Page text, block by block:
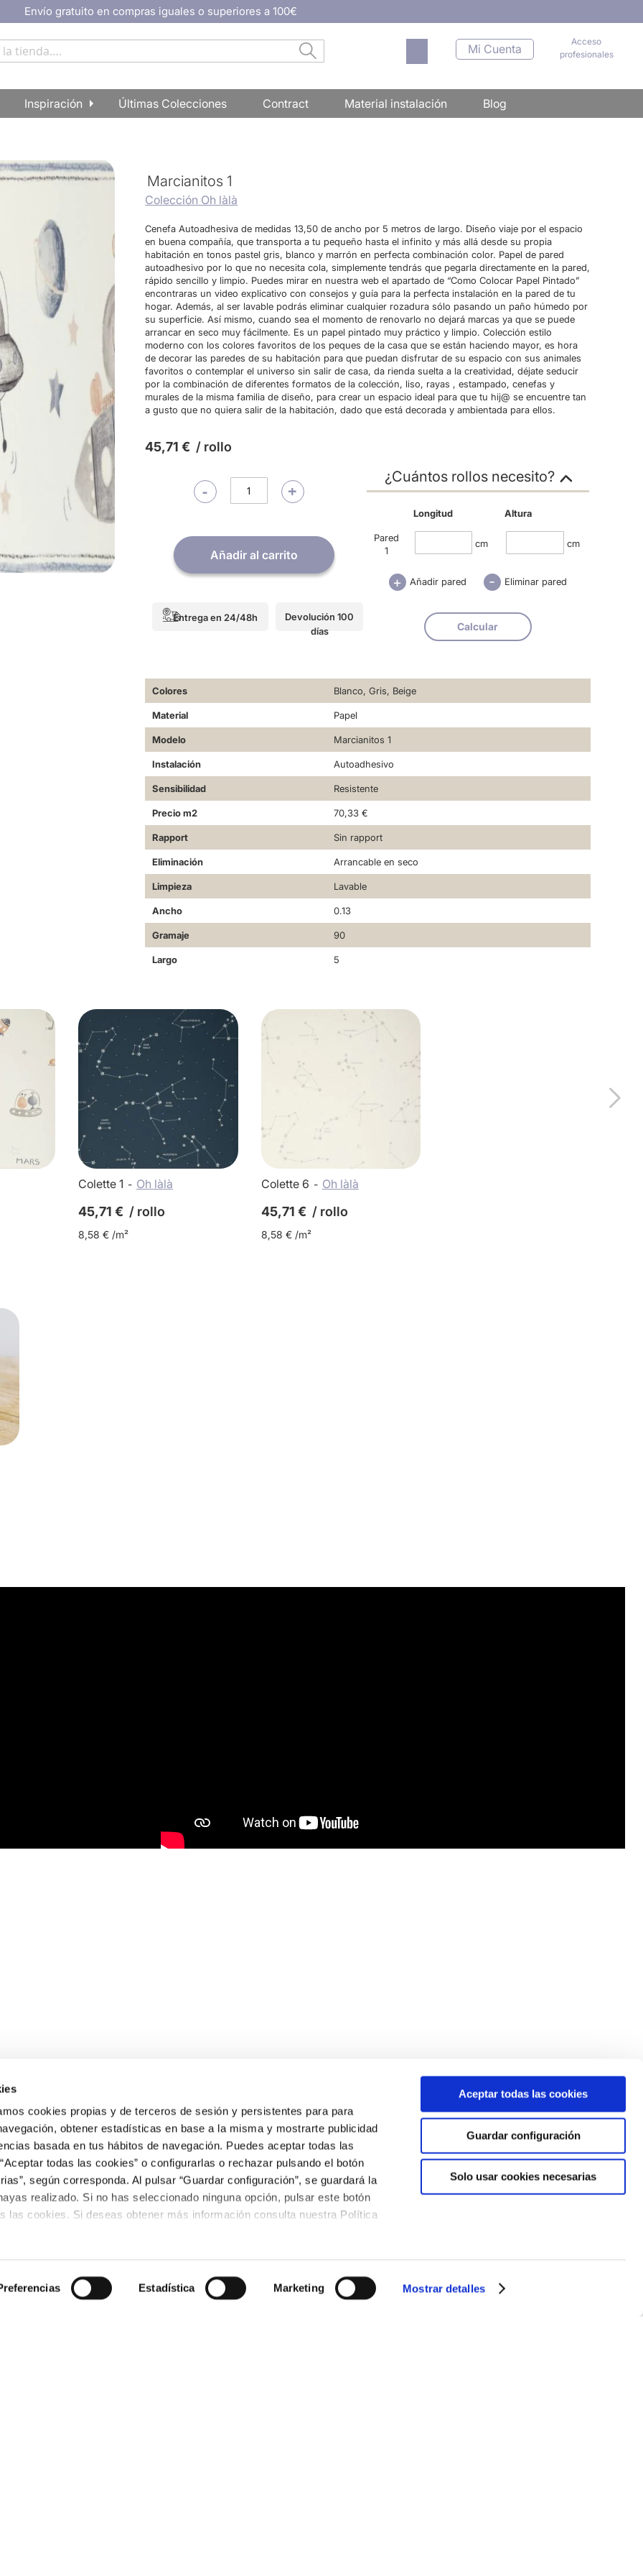
cookies propias y de terceros de sesión y persistentes para para
obtener estadísticas en base a la misma y mostrarte publicidad
basada en tus hábitos de navegación. Puedes aceptar todas las
todas las cookies” o configurarlas o rechazar pulsando el botón
según corresponda. Al pulsar “Guardar configuración”, se guardará la
realizado. Si no has seleccionado ninguna opción, pulsar este botón
las cookies. Si deseas obtener más información consulta nuestra Política
Estadística Marketing Mostrar detalles
Aceptar todas las cookies
Guardar configuración
Solo usar cookies necesarias
Envío gratuito en compras iguales o superiores a 100€
Acceso
profesionales
Mi Cuenta
Mi carrito
Inspiración Últimas Colecciones Contract Material instalación Blog
Marcianitos 1
Colección Oh làlà
Cenefa Autoadhesiva de medidas 13,50 de ancho por 5 metros de largo. Diseño viaje por el espacio
en buena compañía, que transporta a tu pequeño hasta el infinito y más allá desde su propia
habitación en tonos pastel gris, blanco y marrón en perfecta combinación color. Papel de pared
autoadhesivo por lo que no necesita cola, simplemente tendrás que pegarla directamente en la pared,
rápido sencillo y limpio. Puedes mirar en nuestra web el apartado de “Como Colocar Papel Pintado”
encontraras un video explicativo con consejos y guía para la perfecta instalación en la pared de tu
hogar. Además, al ser lavable podrás eliminar cualquier rozadura sólo pasando un paño húmedo por
su superficie. Así mismo, cuando sea el momento de renovarlo no dejará marcas ya que se puede
arrancar en seco muy fácilmente. Es un papel pintado muy práctico y limpio. Colección estilo
moderno con los colores favoritos de los peques de la casa que se están haciendo mayor, es hora
de decorar las paredes de su habitación para que puedan disfrutar de su espacio con sus animales
favoritos o contemplar el universo sin salir de casa, da rienda suelta a la creatividad, déjate seducir
por la combinación de diferentes formatos de la colección, liso, rayas , estampado, cenefas y
murales de la misma familia de diseño, para crear un espacio ideal para que tu hij@ se encuentre tan
a gusto que no quiera salir de la habitación, dado que está decorada y ambientada para ellos.
45,71 € / rollo
- +
Añadir al carrito
Entrega en 24/48h
Devolución 100
días
¿Cuántos rollos necesito?
Longitud Altura
Pared
1
cm cm
+ Añadir pared - Eliminar pared
Calcular
Información
Colores Blanco, Gris, Beige
Material Papel
Modelo Marcianitos 1
Instalación Autoadhesivo
Sensibilidad Resistente
Precio m2 70,33 €
Rapport Sin rapport
Eliminación Arrancable en seco
Limpieza Lavable
Ancho 0.13
Gramaje 90
Largo 5
Colette 1 Oh làlà
45,71 € / rollo
8,58 € /m²
Colette 6 Oh làlà
45,71 € / rollo
8,58 € /m²